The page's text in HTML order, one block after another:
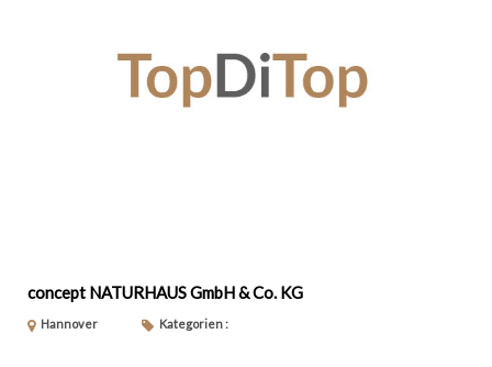
concept NATURHAUS GmbH & Co. KG
Hannover Kategorien :